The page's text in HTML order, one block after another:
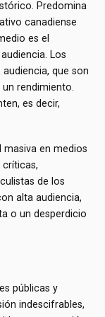
Predomina
canadiense
es el
Los
que son
rendimiento.
es decir,
en medios
críticas,
de los
alta audiencia,
o un desperdicio
públicas y
indescifrables,